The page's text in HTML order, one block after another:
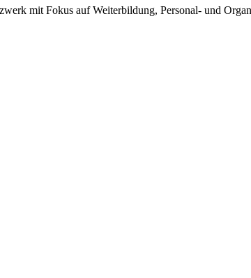
mit Fokus auf Weiterbildung, Personal- und